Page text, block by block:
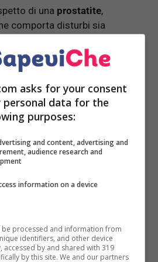
di una prostatite,
comporta disturbi sia
che dovremmo tenere sotto
anche più di 8 volte al
all’influenza come: febbre,
nello sperma.
di
di allarme sono:
asks for your consent
personal data for the
purposes:
and content, advertising and
audience research and
information on a device
processed and information from
identifiers, and other device
accessed by and shared with 319
by this site. We and our partners